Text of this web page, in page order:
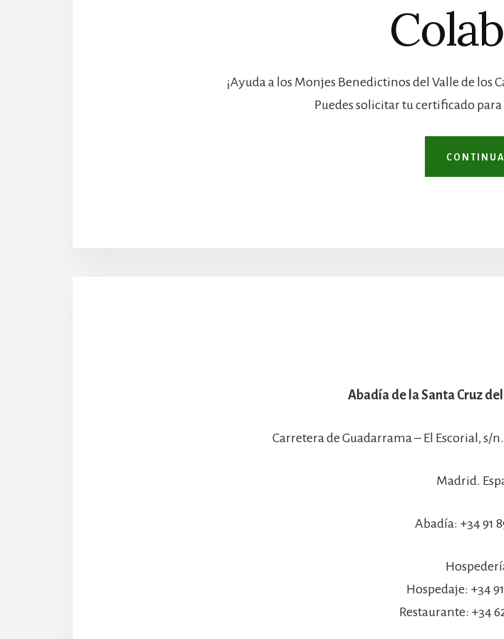
¡Ayuda a los Monjes Benedictinos del Valle de
Puedes solicitar tu certificado
Abadía de la Santa Cruz
Carretera de Guadarrama – El Escorial, s/
Madrid.
Abadía: +34 91
Hospedaje: +34 91
Restaurante: +34